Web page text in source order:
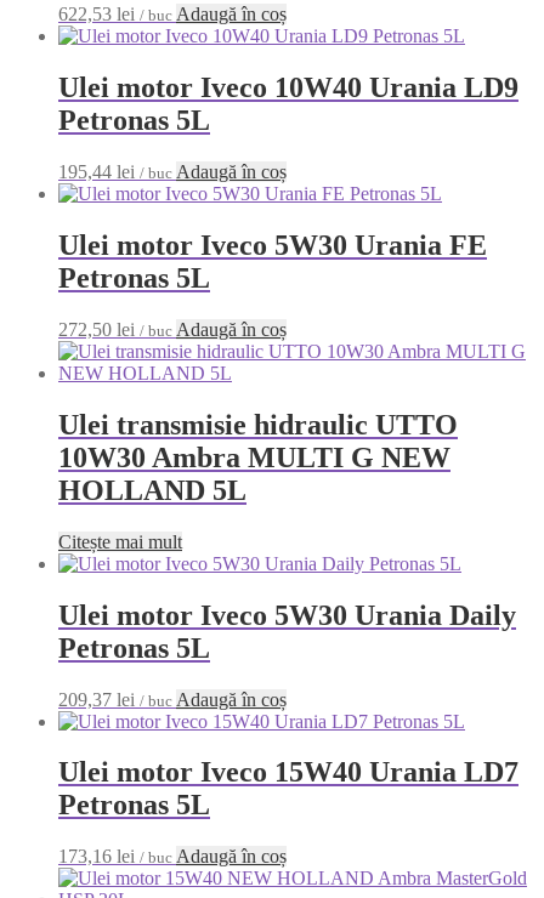
622,53 lei / buc Adaugă în coș
Ulei motor Iveco 10W40 Urania LD9
Petronas 5L
195,44 lei / buc Adaugă în coș
Ulei motor Iveco 5W30 Urania FE
Petronas 5L
272,50 lei / buc Adaugă în coș
Ulei transmisie hidraulic UTTO
10W30 Ambra MULTI G NEW
HOLLAND 5L
Citește mai mult
Ulei motor Iveco 5W30 Urania Daily
Petronas 5L
209,37 lei / buc Adaugă în coș
Ulei motor Iveco 15W40 Urania LD7
Petronas 5L
173,16 lei / buc Adaugă în coș